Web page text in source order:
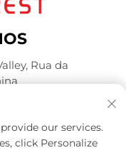
Rua da
our services.
click Personalize